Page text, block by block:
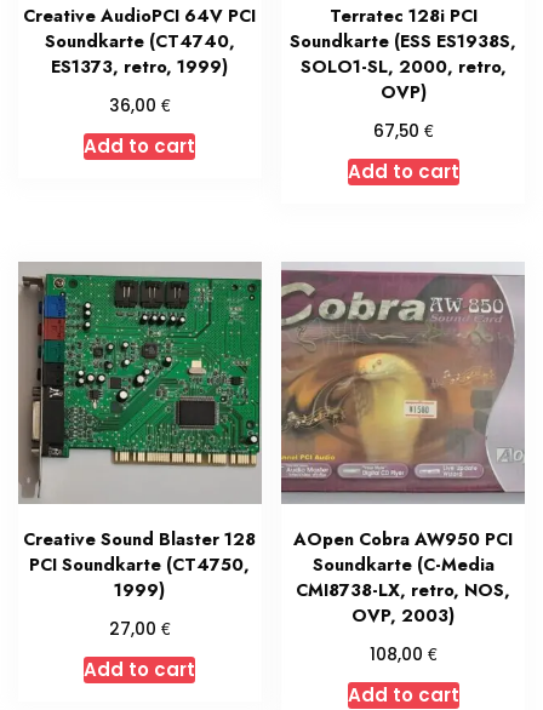
Creative AudioPCI 64V PCI
Soundkarte (CT4740,
ES1373, retro, 1999)
36,00 €
Add to cart
Terratec 128i PCI
Soundkarte (ESS ES1938S,
SOLO1-SL, 2000, retro,
OVP)
67,50 €
Add to cart
Creative Sound Blaster 128
PCI Soundkarte (CT4750,
1999)
27,00 €
Add to cart
AOpen Cobra AW950 PCI
Soundkarte (C-Media
CMI8738-LX, retro, NOS,
OVP, 2003)
108,00 €
Add to cart